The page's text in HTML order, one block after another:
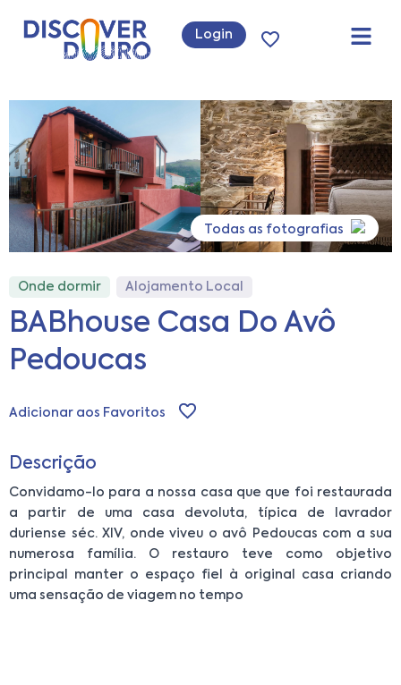
Login
Todas as fotografias
Onde dormir Alojamento Local
BABhouse Casa Do Avô
Pedoucas
Adicionar aos Favoritos
Descrição
Convidamo-lo para a nossa casa que que foi restaurada
a partir de uma casa devoluta, típica de lavrador
duriense séc. XIV, onde viveu o avô Pedoucas com a sua
numerosa família. O restauro teve como objetivo
principal manter o espaço fiel à original casa criando
uma sensação de viagem no tempo